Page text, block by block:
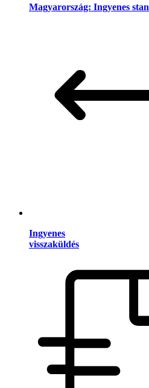
Magyarország: Ingyenes
Ingyenes
visszaküldés